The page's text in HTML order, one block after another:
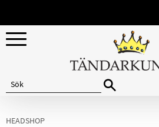
Meny
HEADSHOP